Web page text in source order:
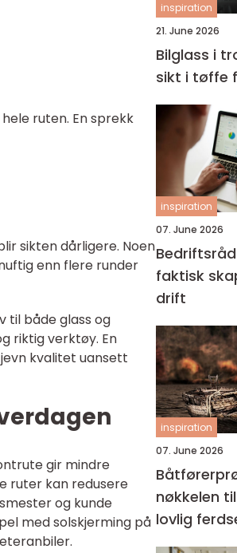
ruten. En sprekk
sikten dårligere. Noen
enn flere runder
til både glass og
riktig verktøy. En
kvalitet uansett
gir mindre
ruter kan redusere
og kunde
med solskjerming på
inspiration
21. June 2026
Bilglass i
sikt i tøffe
inspiration
07. June 2026
faktisk
drift
inspiration
07. June 2026
nøkkelen
lovlig